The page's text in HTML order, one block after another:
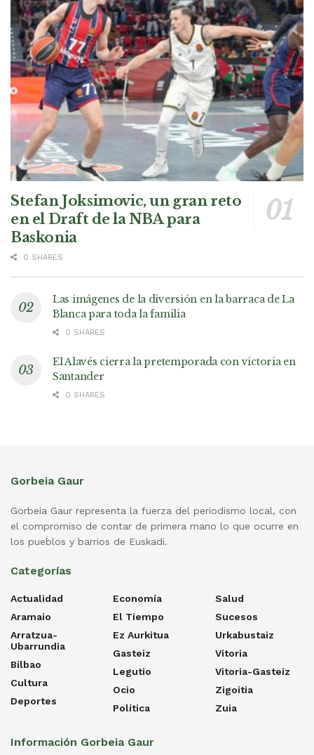
Stefan Joksimovic, un gran reto
en el Draft de la NBA para
Baskonia
0 SHARES
Las imágenes de la diversión en la barraca de La
Blanca para toda la familia
0 SHARES
El Alavés cierra la pretemporada con victoria en
Santander
0 SHARES
Gorbeia Gaur
Gorbeia Gaur representa la fuerza del periodismo local, con
el compromiso de contar de primera mano lo que ocurre en
los pueblos y barrios de Euskadi.
Categorías
Actualidad
Aramaio
Arratzua-
Ubarrundia
Bilbao
Cultura
Deportes
Economía
El Tiempo
Ez Aurkitua
Gasteiz
Legutio
Ocio
Política
Salud
Sucesos
Urkabustaiz
Vitoria
Vitoria-Gasteiz
Zigoitia
Zuia
Información Gorbeia Gaur